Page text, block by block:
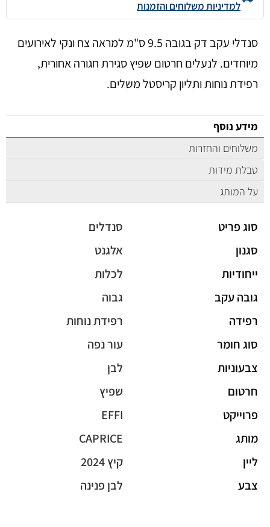
למדיניות משלוחים והזמנות
סנדלי עקב דק בגובה 9.5 ס"מ למראה צח ונקי לאירועים
מיוחדים. לנעלים חרטום שפיץ סגירת חגורה אחורית,
רפידת נוחות ותליון קריסטל משלים.
מידע נוסף
משלוחים והחזרות
טבלת מידות
על המותג
סוג פריט
סנדלים
סגנון
אלגנט
ייחודיות
לכלות
גובה עקב
גבוה
רפידה
רפידת נוחות
סוג חומר
עור נפה
צבעוניות
לבן
חרטום
שפיץ
פרוייקט
EFFI
מותג
CAPRICE
ליין
קיץ 2024
צבע
לבן פנינה